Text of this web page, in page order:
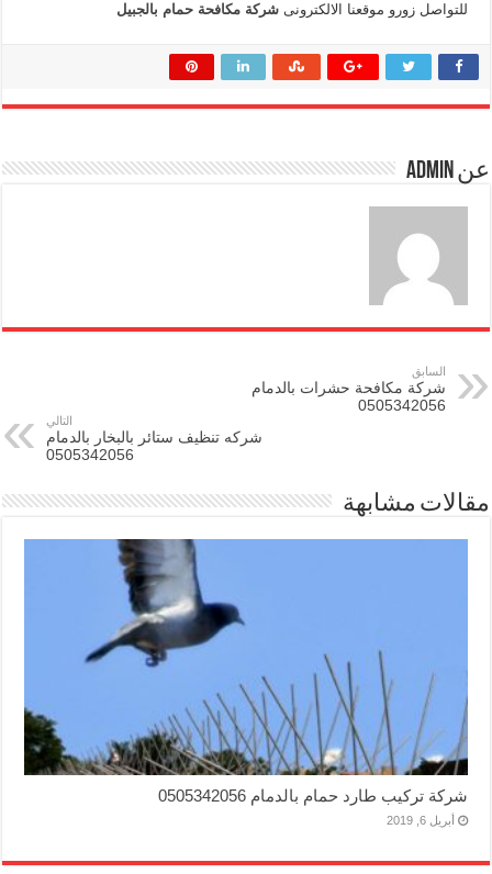
للتواصل زورو موقعنا الالكترونىشركة مكافحة حمام بالجبيل
عن admin
السابق
شركة مكافحة حشرات بالدمام
0505342056
التالي
شركه تنظيف ستائر بالبخار بالدمام
0505342056
مقالات مشابهة
شركة تركيب طارد حمام بالدمام 0505342056
أبريل 6, 2019